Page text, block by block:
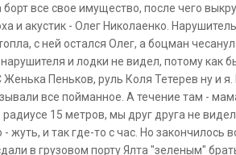
все свое имущество, после чего
акустик - Олег Николаенко.
с ней остался Олег, а боцман
и лодки не видел, потому как
Пеньков, руль Коля Тетерев ну и я.
все пойманное. А течение там -
15 метров, мы друг друга не
жуть, и так где-то с час. Но закончилось
в грузовом порту Ялта "зеленым"